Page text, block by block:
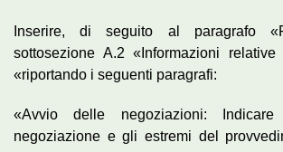
Inserire, di seguito al paragrafo
sottosezione A.2 «Informazioni
«riportando i seguenti paragrafi:
«Avvio delle negoziazioni:
negoziazione e gli estremi del